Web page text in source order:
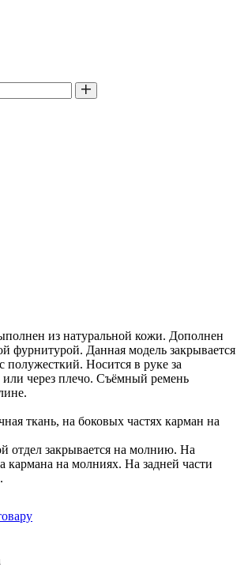
из натуральной кожи. Дополнен
фурнитурой. Данная модель закрывается
Носится в руке за
через плечо. Съёмный ремень
ткань, на боковых частях карман на
отдел закрывается на молнию. На
кармана на молниях. На задней части